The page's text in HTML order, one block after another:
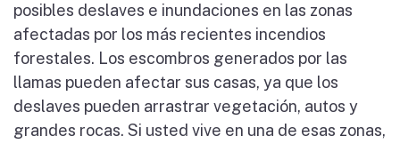
posibles deslaves e inundaciones en las zonas
afectadas por los más recientes incendios
forestales. Los escombros generados por las
llamas pueden afectar sus casas, ya que los
deslaves pueden arrastrar vegetación, autos y
grandes rocas. Si usted vive en una de esas zonas,